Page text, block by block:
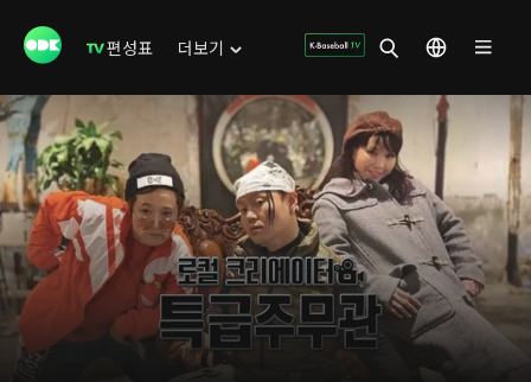
편성표 더보기